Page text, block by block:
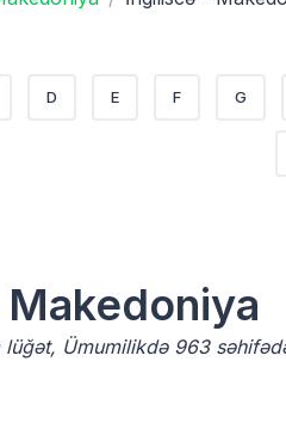
D E F G
Ümumilikdə 963